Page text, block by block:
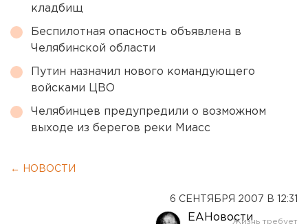
кладбищ
Беспилотная опасность объявлена в
Челябинской области
Путин назначил нового командующего
войсками ЦВО
Челябинцев предупредили о возможном
выходе из берегов реки Миасс
← НОВОСТИ
6 СЕНТЯБРЯ 2007 В 12:31
ЕАНовости